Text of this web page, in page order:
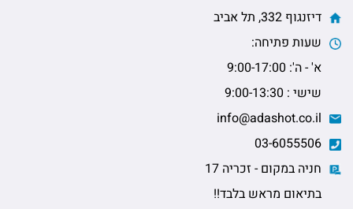
דיזנגוף 332, תל אביב
שעות פתיחה:
א' - ה': 9:00-17:00
שישי : 9:00-13:30
חניה במקום - זכריה 17
בתיאום מראש בלבד!!